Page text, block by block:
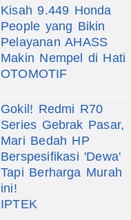
Kisah 9.449 Honda
People yang Bikin
Pelayanan AHASS
Makin Nempel di Hati
OTOMOTIF
Gokil! Redmi R70
Series Gebrak Pasar,
Mari Bedah HP
Berspesifikasi 'Dewa'
Tapi Berharga Murah
ini!
IPTEK